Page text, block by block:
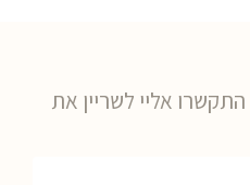
אליי לשריין את